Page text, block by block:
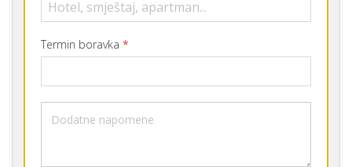
Termin boravka *